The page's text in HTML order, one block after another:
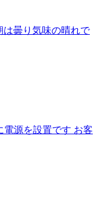
は曇り気味の晴れで
電源を設置です お客